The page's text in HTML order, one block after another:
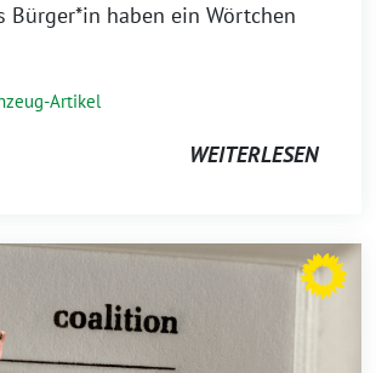
Bürger*in haben ein Wörtchen
Artikel
WEITERLESEN